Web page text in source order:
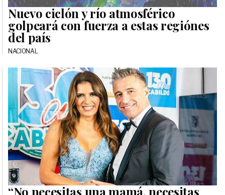
Nuevo ciclón y río atmosférico
golpeará con fuerza a estas regiónes
del país
NACIONAL
“No necesitas una mamá, necesitas